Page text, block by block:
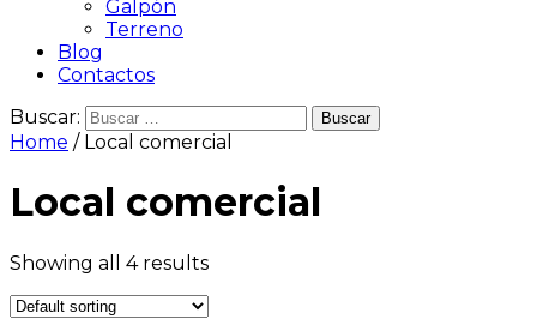
Galpón
Terreno
Blog
Contactos
Buscar:
Home / Local comercial
Local comercial
Showing all 4 results